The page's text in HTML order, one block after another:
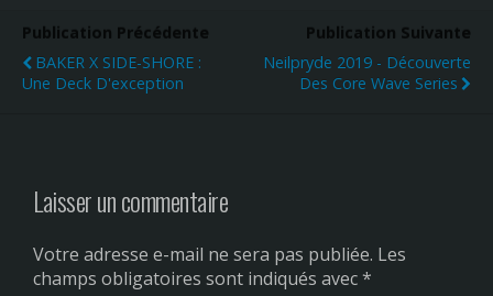
Publication Précédente
BAKER X SIDE-SHORE :
Une Deck D'exception
Publication Suivante
Neilpryde 2019 - Découverte
Des Core Wave Series
Laisser un commentaire
Votre adresse e-mail ne sera pas publiée. Les
champs obligatoires sont indiqués avec*